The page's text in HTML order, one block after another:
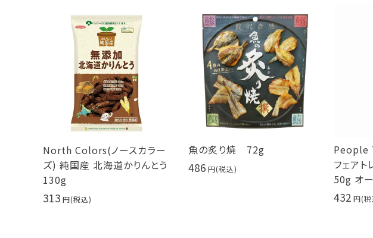
North Colors(ノースカラー
ズ) 純国産 北海道かりんとう
130g
313
魚の炙り焼 72g
486
People
フェアト
50g オ
432